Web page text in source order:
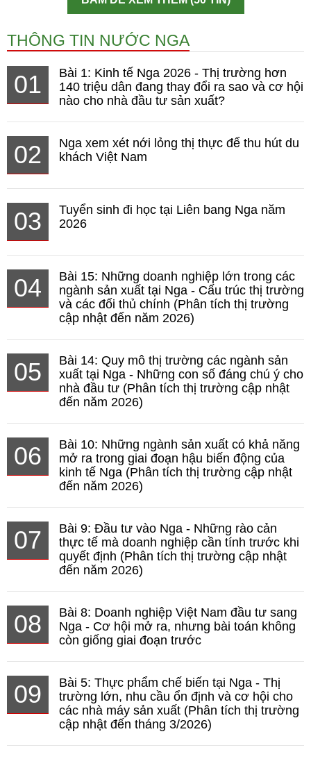
THÔNG TIN NƯỚC NGA
01
Bài 1: Kinh tế Nga 2026 - Thị trường hơn
140 triệu dân đang thay đổi ra sao và cơ hội
nào cho nhà đầu tư sản xuất?
02
Nga xem xét nới lỏng thị thực để thu hút du
khách Việt Nam
03
Tuyển sinh đi học tại Liên bang Nga năm
2026
04
Bài 15: Những doanh nghiệp lớn trong các
ngành sản xuất tại Nga - Cấu trúc thị trường
và các đối thủ chính (Phân tích thị trường
cập nhật đến năm 2026)
05
Bài 14: Quy mô thị trường các ngành sản
xuất tại Nga - Những con số đáng chú ý cho
nhà đầu tư (Phân tích thị trường cập nhật
đến năm 2026)
06
Bài 10: Những ngành sản xuất có khả năng
mở ra trong giai đoạn hậu biến động của
kinh tế Nga (Phân tích thị trường cập nhật
đến năm 2026)
07
Bài 9: Đầu tư vào Nga - Những rào cản
thực tế mà doanh nghiệp cần tính trước khi
quyết định (Phân tích thị trường cập nhật
đến năm 2026)
08
Bài 8: Doanh nghiệp Việt Nam đầu tư sang
Nga - Cơ hội mở ra, nhưng bài toán không
còn giống giai đoạn trước
09
Bài 5: Thực phẩm chế biến tại Nga - Thị
trường lớn, nhu cầu ổn định và cơ hội cho
các nhà máy sản xuất (Phân tích thị trường
cập nhật đến tháng 3/2026)